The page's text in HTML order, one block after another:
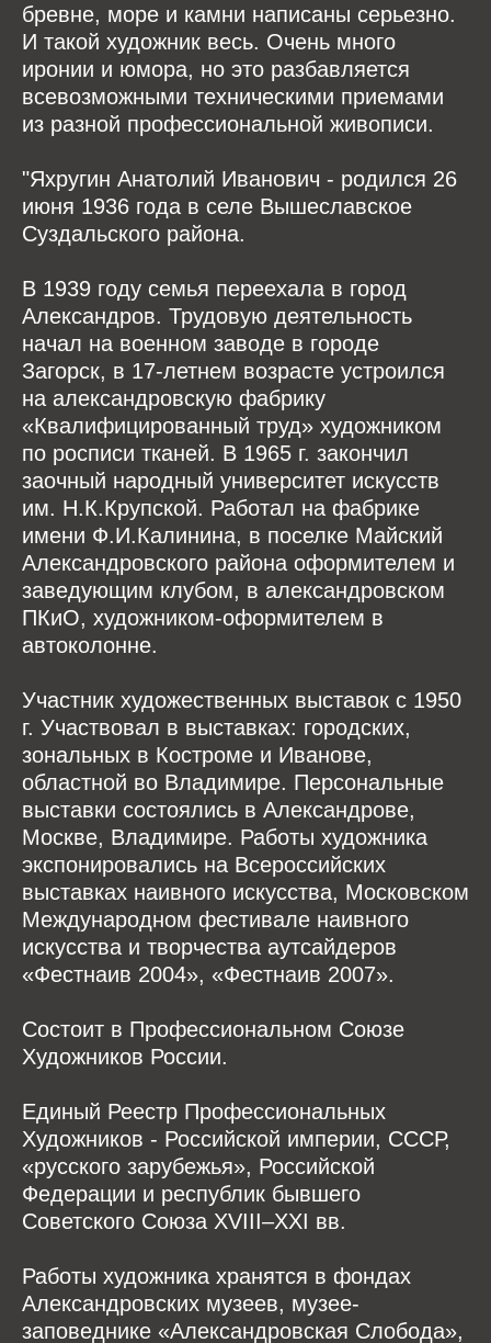
бревне, море и камни написаны серьезно.
И такой художник весь. Очень много
иронии и юмора, но это разбавляется
всевозможными техническими приемами
из разной профессиональной живописи.
"Яхругин Анатолий Иванович - родился 26
июня 1936 года в селе Вышеславское
Суздальского района.
В 1939 году семья переехала в город
Александров. Трудовую деятельность
начал на военном заводе в городе
Загорск, в 17-летнем возрасте устроился
на александровскую фабрику
«Квалифицированный труд» художником
по росписи тканей. В 1965 г. закончил
заочный народный университет искусств
им. Н.К.Крупской. Работал на фабрике
имени Ф.И.Калинина, в поселке Майский
Александровского района оформителем и
заведующим клубом, в александровском
ПКиО, художником-оформителем в
автоколонне.
Участник художественных выставок с 1950
г. Участвовал в выставках: городских,
зональных в Костроме и Иванове,
областной во Владимире. Персональные
выставки состоялись в Александрове,
Москве, Владимире. Работы художника
экспонировались на Всероссийских
выставках наивного искусства, Московском
Международном фестивале наивного
искусства и творчества аутсайдеров
«Фестнаив 2004», «Фестнаив 2007».
Состоит в Профессиональном Союзе
Художников России.
Единый Реестр Профессиональных
Художников - Российской империи, СССР,
«русского зарубежья», Российской
Федерации и республик бывшего
Советского Союза XVIII–XXI вв.
Работы художника хранятся в фондах
Александровских музеев, музее-
заповеднике «Александровская Слобода»,